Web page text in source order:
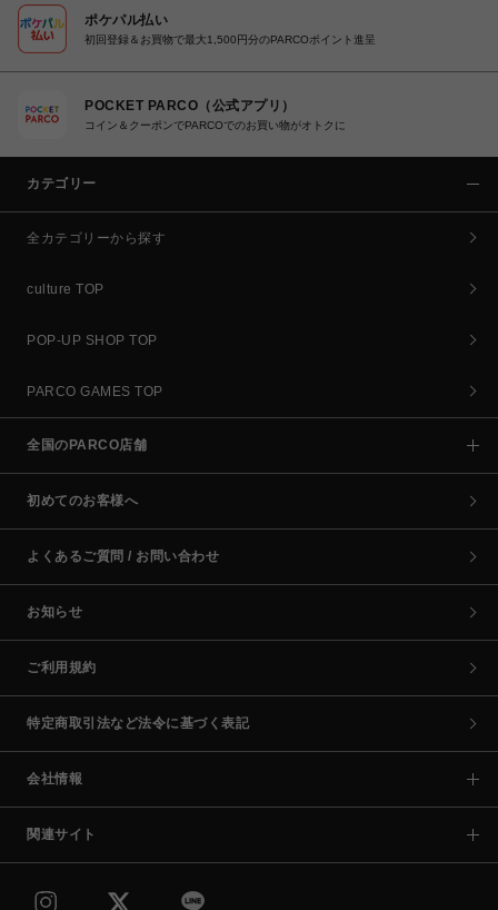
ポケパル払い
初回登録＆お買物で最大1,500円分のPARCOポイント進呈
POCKET PARCO（公式アプリ）
コイン＆クーポンでPARCOでのお買い物がオトクに
カテゴリー
全カテゴリーから探す
culture TOP
POP-UP SHOP TOP
PARCO GAMES TOP
全国のPARCO店舗
初めてのお客様へ
よくあるご質問 / お問い合わせ
お知らせ
ご利用規約
特定商取引法など法令に基づく表記
会社情報
関連サイト